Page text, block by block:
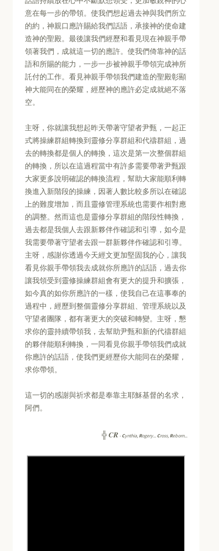
意在每一步的帶領。使我們想起過去神與我們所立
的約，神親口應許賜給我們話語，承接神的使命建
造神的聖殿。最後讓我們經歷和看見現在神親手帶
領著我們，成就這一切的應許。使我們倚靠神的話
語和所賜的能力，一步一步被神親手帶領完成神所
託付的工作。看見神親手帶領我們建造的聖殿彰顯
神大能同在的榮耀，經歷神的應許必定成就絕不落
空。
主呀，你就讓我想起昨天帶著守望者尹甄，一起正
式將操練群組轉換到靈修分享群組和代禱群組，過
去的轉換都是個人的轉換，這次是第一次整個群組
的轉換，所以在這過程當中有許多需要帶著尹甄跟
大家更多說明確認的轉換流程，幫助大家能順利轉
換進入新階段的操練，因著人數比較多所以在確認
上的難度增加，而且靈修管理系統也需要作相對應
的調整。然而這也是靈修分享群組的階段性轉換，
過去都是我個人去跟新夥伴作確認和引導，如今是
我需要帶著守望者去跟一群新夥伴作確認和引導。
主呀，感謝你透過今天經文更加堅固我的心，讓我
看見你親手帶領我去成就你所應許的話語，過去你
讓我領受到靈修操練群組會有更大的提升和擴張，
如今真的如你所應許的一樣，使我自己在這事奉的
過程中，經歷到整個靈修分享群組、管理系統以及
守望者團隊，都有著更大的突破和轉變。主呀，懇
求你的靈持續帶領我，去幫助尹甄和新的代禱群組
的夥伴能順利轉換，一同看見你親手帶領我們成就
你應許的話語，使我們更經歷你大能同在的榮耀，
求你帶領。
這一切的感謝與祈求都是奉靠主耶穌基督的名求，
阿們。
╬CR -Cynthia, Rogery... Cross, Reborn...